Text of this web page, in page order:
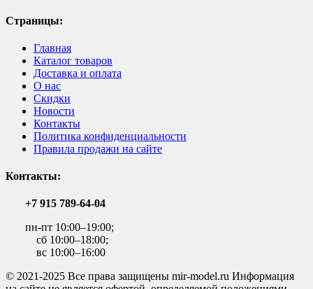
Страницы:
Главная
Каталог товаров
Доставка и оплата
О нас
Скидки
Новости
Контакты
Политика конфиденциальности
Правила продажи на сайте
Контакты:
+7 915 789-64-04
пн-пт 10:00–19:00;
сб 10:00–18:00;
вс 10:00–16:00
© 2021-2025 Все права защищены mir-model.ru Информация